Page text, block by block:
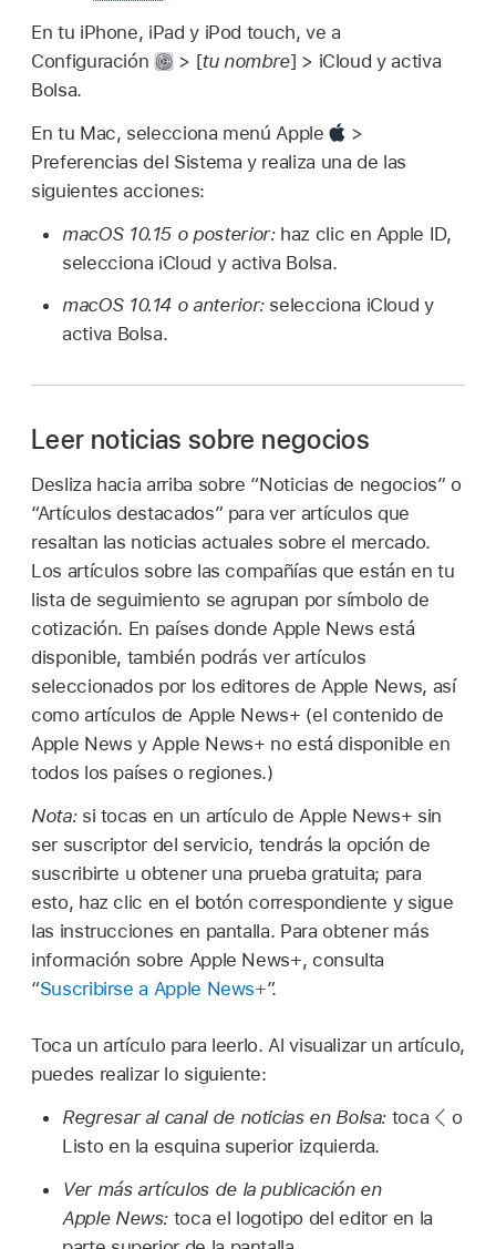
En tu iPhone, iPad y iPod touch, ve a
Configuración
> [tu nombre] > iCloud y activa
Bolsa.
En tu Mac, selecciona menú Apple
>
Preferencias del Sistema y realiza una de las
siguientes acciones:
macOS 10.15 o posterior:haz clic en Apple ID,
selecciona iCloud y activa Bolsa.
macOS 10.14 o anterior:selecciona iCloud y
activa Bolsa.
Leer noticias sobre negocios
Desliza hacia arriba sobre “Noticias de negocios” o
“Artículos destacados” para ver artículos que
resaltan las noticias actuales sobre el mercado.
Los artículos sobre las compañías que están en tu
lista de seguimiento se agrupan por símbolo de
cotización. En países donde Apple News está
disponible, también podrás ver artículos
seleccionados por los editores de Apple News, así
como artículos de Apple News+ (el contenido de
Apple News y Apple News+ no está disponible en
todos los países o regiones.)
Nota: si tocas en un artículo de Apple News+ sin
ser suscriptor del servicio, tendrás la opción de
suscribirte u obtener una prueba gratuita; para
esto, haz clic en el botón correspondiente y sigue
las instrucciones en pantalla. Para obtener más
información sobre Apple News+, consulta
“Suscribirse a Apple News+”.
Toca un artículo para leerlo. Al visualizar un artículo,
puedes realizar lo siguiente:
Regresar al canal de noticias en Bolsa: toca
o
Listo en la esquina superior izquierda.
Ver más artículos de la publicación en
Apple News: toca el logotipo del editor en la